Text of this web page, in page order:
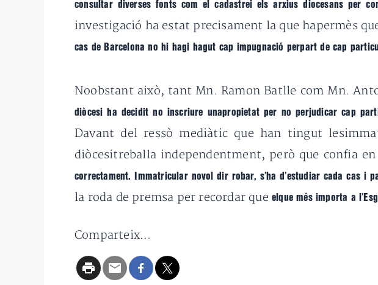
consultar diverses fonts com el cadastrei els arxius diocesans per
investigació ha estat precisament la que hapermès
cas de Barcelona no hi hagi hagut cap impugnació perpart de cap
Noobstant això, tant Mn. Ramon Batlle com Mn.
diòcesi ha decidit no inscriure unapropietat per no perjudicar cap
Davant del ressò mediàtic que han tingut
diòcesitreballa independentment, però que confia
correctament. Immatricular novol dir robar, s’ha d’estudiar cada cas i
la roda de premsa per recordar queelque més importa a
Comparteix...